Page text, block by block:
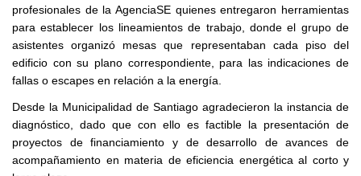
profesionales de la AgenciaSE quienes entregaron herramientas
para establecer los lineamientos de trabajo, donde el grupo de
asistentes organizó mesas que representaban cada piso del
edificio con su plano correspondiente, para las indicaciones de
fallas o escapes en relación a la energía.
Desde la Municipalidad de Santiago agradecieron la instancia de
diagnóstico, dado que con ello es factible la presentación de
proyectos de financiamiento y de desarrollo de avances de
acompañamiento en materia de eficiencia energética al corto y